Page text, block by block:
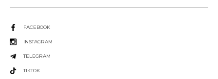
FACEBOOK
INSTAGRAM
TELEGRAM
TIKTOK